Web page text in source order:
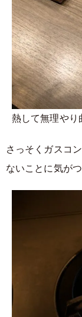
熱して無理やり
さっそくガスコ
ないことに気がつ